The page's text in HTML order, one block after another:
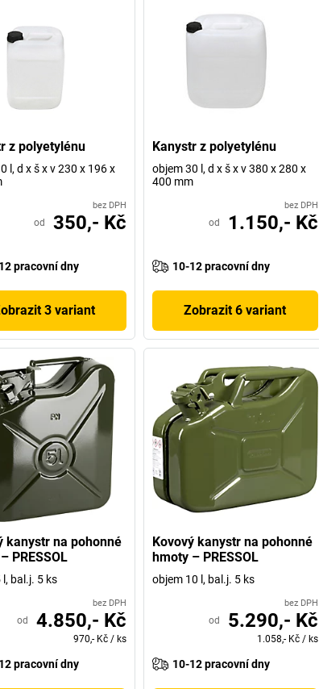
z polyetylénu
l, d x š x v 230 x 196 x
bez DPH
od 350,- Kč
pracovní dny
3 variant
Kanystr z polyetylénu
objem 30 l, d x š x v 380 x 280 x
400 mm
bez DPH
od 1.150,- Kč
10-12 pracovní dny
Zobrazit 6 variant
kanystr na pohonné
PRESSOL
bal.j. 5 ks
bez DPH
od 4.850,- Kč
970,- Kč / ks
pracovní dny
Kovový kanystr na pohonné
hmoty – PRESSOL
objem 10 l, bal.j. 5 ks
bez DPH
od 5.290,- Kč
1.058,- Kč / ks
10-12 pracovní dny